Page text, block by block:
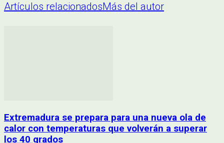
Artículos relacionadosMás del autor
Extremadura se prepara para una nueva ola de
calor con temperaturas que volverán a superar
los 40 grados